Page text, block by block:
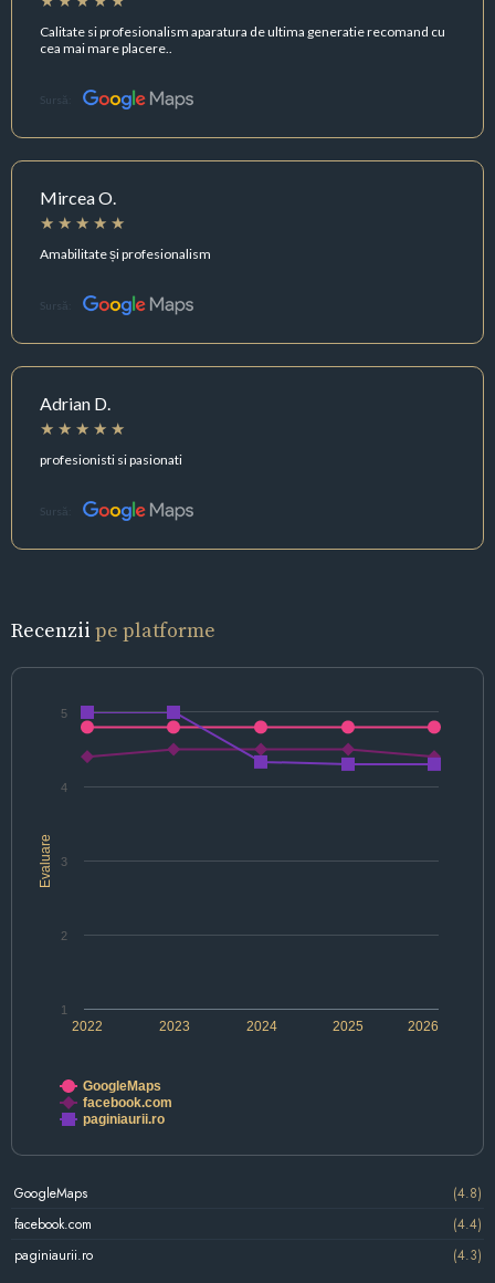
Calitate si profesionalism aparatura de ultima generatie recomand cu
cea mai mare placere..
Sursă:
Mircea O.
Amabilitate și profesionalism
Sursă:
Adrian D.
profesionisti si pasionati
Sursă:
Recenzii pe platforme
Evaluare
2022 2024 2026
2023 2025
1
2
3
4
5
GoogleMaps
facebook.com
paginiaurii.ro
GoogleMaps
(4.8)
facebook.com
(4.4)
paginiaurii.ro
(4.3)